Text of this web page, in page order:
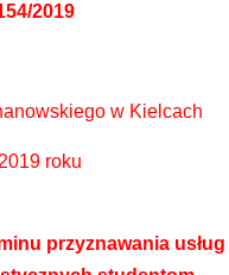
2019
w Kielcach
roku
przyznawania usług